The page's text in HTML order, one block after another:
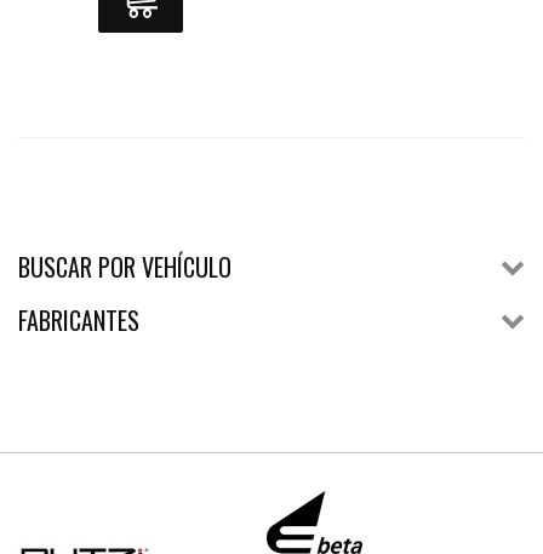
BUSCAR POR VEHÍCULO
FABRICANTES